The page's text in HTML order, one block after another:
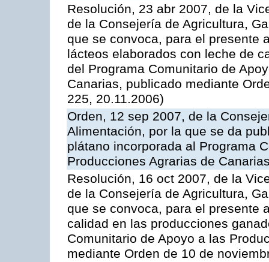
Resolución, 23 abr 2007, de la
de la Consejería de Agricultura,
que se convoca, para el presente
lácteos elaborados con leche de
del Programa Comunitario de
Canarias, publicado mediante
225, 20.11.2006)
Orden, 12 sep 2007, de la
Alimentación, por la que se da
plátano incorporada al Programa
Producciones Agrarias de
Resolución, 16 oct 2007, de la
de la Consejería de Agricultura,
que se convoca, para el presente
calidad en las producciones
Comunitario de Apoyo a las
mediante Orden de 10 de